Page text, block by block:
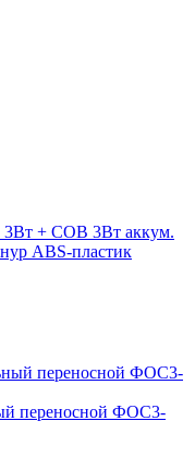
+ COB 3Вт аккум.
ABS-пластик
переносной ФОС3-